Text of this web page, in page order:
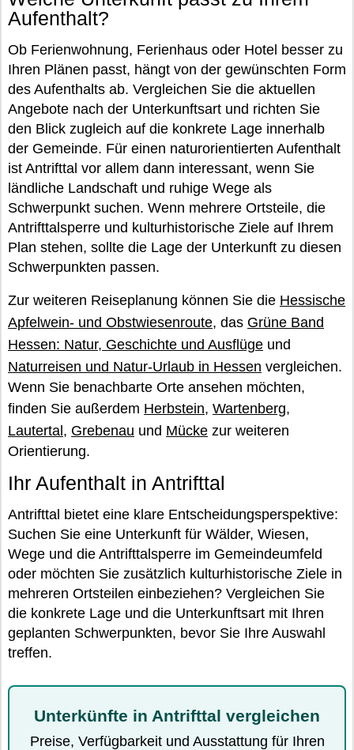
Aufenthalt?
Ob Ferienwohnung, Ferienhaus oder Hotel besser zu
Ihren Plänen passt, hängt von der gewünschten Form
des Aufenthalts ab. Vergleichen Sie die aktuellen
Angebote nach der Unterkunftsart und richten Sie
den Blick zugleich auf die konkrete Lage innerhalb
der Gemeinde. Für einen naturorientierten Aufenthalt
ist Antrifttal vor allem dann interessant, wenn Sie
ländliche Landschaft und ruhige Wege als
Schwerpunkt suchen. Wenn mehrere Ortsteile, die
Antrifttalsperre und kulturhistorische Ziele auf Ihrem
Plan stehen, sollte die Lage der Unterkunft zu diesen
Schwerpunkten passen.
Zur weiteren Reiseplanung können Sie die Hessische
Apfelwein- und Obstwiesenroute, das Grüne Band
Hessen: Natur, Geschichte und Ausflüge und
Naturreisen und Natur-Urlaub in Hessen vergleichen.
Wenn Sie benachbarte Orte ansehen möchten,
finden Sie außerdem Herbstein, Wartenberg,
Lautertal, Grebenau und Mücke zur weiteren
Orientierung.
Ihr Aufenthalt in Antrifttal
Antrifttal bietet eine klare Entscheidungsperspektive:
Suchen Sie eine Unterkunft für Wälder, Wiesen,
Wege und die Antrifttalsperre im Gemeindeumfeld
oder möchten Sie zusätzlich kulturhistorische Ziele in
mehreren Ortsteilen einbeziehen? Vergleichen Sie
die konkrete Lage und die Unterkunftsart mit Ihren
geplanten Schwerpunkten, bevor Sie Ihre Auswahl
treffen.
Unterkünfte in Antrifttal vergleichen
Preise, Verfügbarkeit und Ausstattung für Ihren